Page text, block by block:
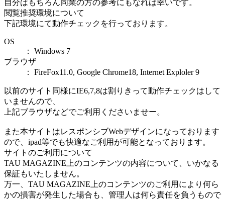
自分はもちろん同業の方の参考にもなれば幸いです。
閲覧推奨環境について
下記環境にて動作チェックを行っております。
OS
： Windows 7
ブラウザ
： FireFox11.0, Google Chrome18, Internet Exploler 9
以前のサイト同様にIE6,7,8は割りきって動作チェックはして
いませんので、
上記ブラウザなどでご利用くださいませー。
また本サイトはレスポンシブWebデザインになっております
ので、ipad等でも快適なご利用が可能となっております。
サイトのご利用について
TAU MAGAZINE上のコンテンツの内容について、いかなる
保証もいたしません。
万一、TAU MAGAZINE上のコンテンツのご利用により何ら
かの損害が発生した場合も、管理人は何ら責任を負うもので